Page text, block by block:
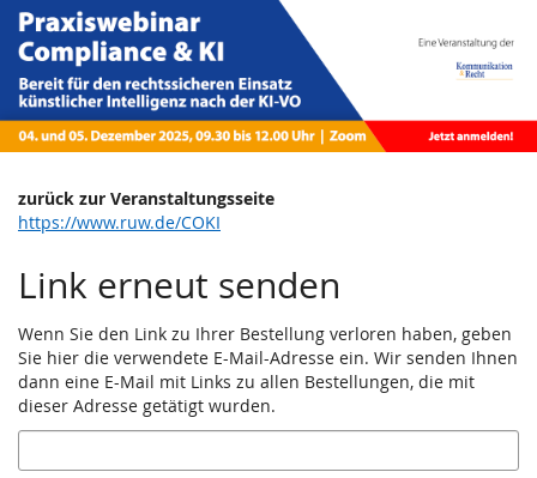
Zum
Haupt-
springen
Praxiswebinar
Compliance
&
KI
4.–
5.12.2025
4.–
bis
5.
Dezember
2025
zurück zur Veranstaltungsseite
https://www.ruw.de/COKI
Link erneut senden
Wenn Sie den Link zu Ihrer Bestellung verloren haben, geben
Sie hier die verwendete E-Mail-Adresse ein. Wir senden Ihnen
dann eine E-Mail mit Links zu allen Bestellungen, die mit
dieser Adresse getätigt wurden.
E-
Mail